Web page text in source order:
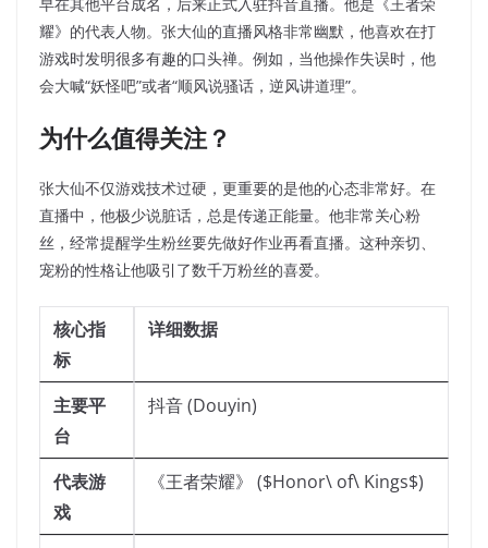
耀》的代表人物。张大仙的直播风格非常幽默，他喜欢在打
游戏时发明很多有趣的口头禅。例如，当他操作失误时，他
会大喊“妖怪吧”或者“顺风说骚话，逆风讲道理”。
为什么值得关注？
张大仙不仅游戏技术过硬，更重要的是他的心态非常好。在
直播中，他极少说脏话，总是传递正能量。他非常关心粉
丝，经常提醒学生粉丝要先做好作业再看直播。这种亲切、
宠粉的性格让他吸引了数千万粉丝的喜爱。
核心指
标
详细数据
主要平
台
抖音 (Douyin)
代表游
戏
《王者荣耀》 ($Honor\ of\ Kings$)